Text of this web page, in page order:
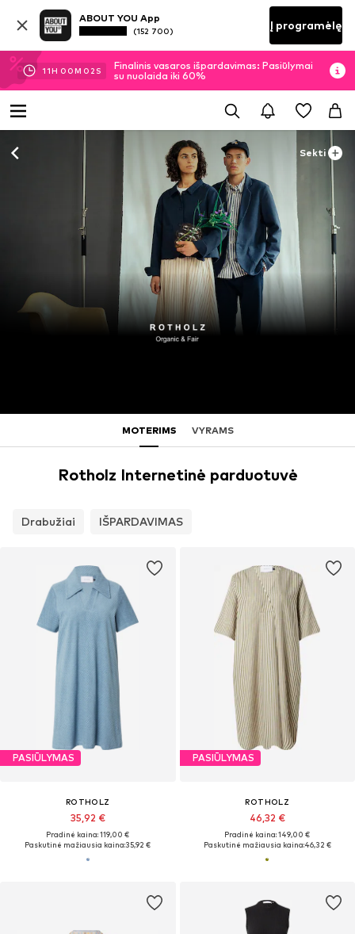
ABOUT YOU App
(152 700) Į programėlę
11H 00M 01 S
Finalinis vasaros išpardavimas: Pasiūlymai
su nuolaida iki 60%
Sekti
MOTERIMS VYRAMS
Rotholz Internetinė parduotuvė
Drabužiai IŠPARDAVIMAS
PASIŪLYMAS
ROTHOLZ
35,92 €
Pradinė kaina: 119,00 €
Paskutinė mažiausia kaina:35,92 €
PASIŪLYMAS
ROTHOLZ
46,32 €
Pradinė kaina: 149,00 €
Paskutinė mažiausia kaina:46,32 €